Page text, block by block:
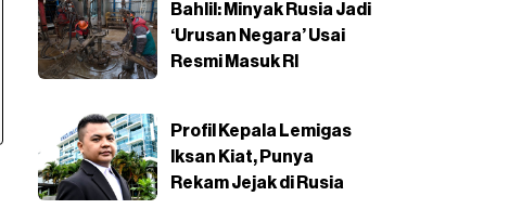
Bahlil: Minyak Rusia Jadi
‘Urusan Negara’ Usai
Resmi Masuk RI
Profil Kepala Lemigas
Iksan Kiat, Punya
Rekam Jejak di Rusia